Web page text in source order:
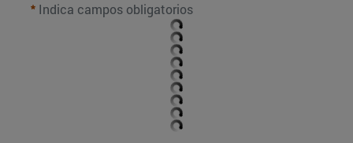
Indica campos obligatorios